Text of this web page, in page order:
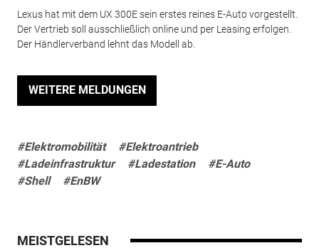
Lexus hat mit dem UX 300E sein erstes reines E-Auto vorgestellt.
Der Vertrieb soll ausschließlich online und per Leasing erfolgen.
Der Händlerverband lehnt das Modell ab.
WEITERE MELDUNGEN
#Elektromobilität
#Elektroantrieb
#Ladeinfrastruktur
#Ladestation
#E-Auto
#Shell
#EnBW
MEISTGELESEN